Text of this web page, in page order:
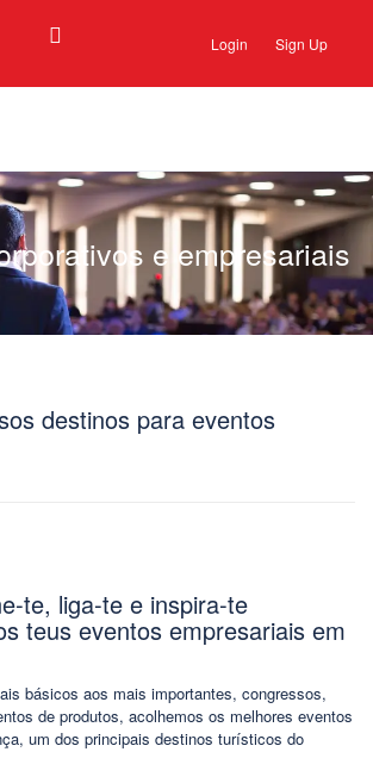
Login Sign Up
e empresariais
destinos para eventos
te, liga-te e inspira-te
teus eventos empresariais em
básicos aos mais importantes, congressos,
de produtos, acolhemos os melhores eventos
um dos principais destinos turísticos do